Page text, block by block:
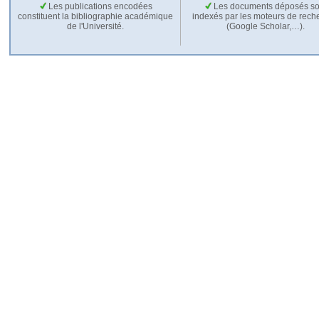
Les publications encodées
constituent la bibliographie académique
de l'Université.
Les documents déposés
indexés par les moteurs de
(Google Scholar,…).